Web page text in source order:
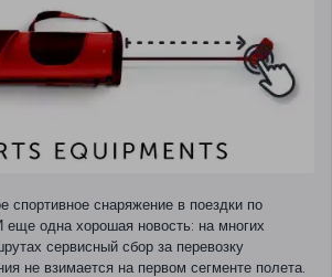
спортивное снаряжение в поездки по
одна хорошая новость: на многих
сервисный сбор за перевозку
не взимается на первом сегменте полета.